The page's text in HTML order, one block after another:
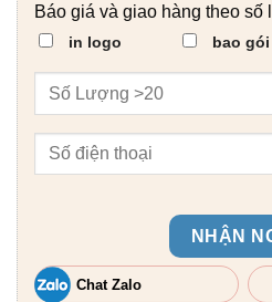
Báo giá và giao hàng theo số
in logo bao gói
NHẬN
Chat Zalo